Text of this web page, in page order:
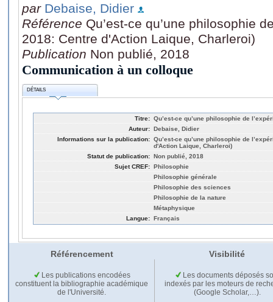
par Debaise, Didier
Référence Qu’est-ce qu’une philosophie
2018: Centre d'Action Laique, Charleroi)
Publication Non publié, 2018
Communication à un colloque
DÉTAILS
Titre: Qu’est-ce qu’une philosophie de
Auteur: Debaise, Didier
Informations sur la publication: Qu’est-ce qu’une philosophie de
d'Action Laique, Charleroi)
Statut de publication: Non publié, 2018
Sujet CREF: Philosophie
Philosophie générale
Philosophie des sciences
Philosophie de la nature
Métaphysique
Langue: Français
Référencement Visibilité
Les publications encodées
constituent la bibliographie académique
de l'Université.
Les documents déposés
indexés par les moteurs de
(Google Scholar,…).